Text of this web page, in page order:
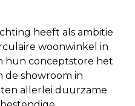
heeft als ambitie
woonwinkel in
hun conceptstore het
de showroom in
allerlei duurzame